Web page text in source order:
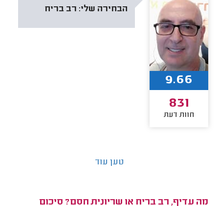
הבחירה שלי: רב בריח
9.66
831
חוות דעת
טען עוד
מה עדיף, רב בריח או שריונית חסם? סיכום